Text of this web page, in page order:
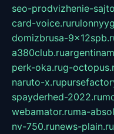
seo-prodvizhenie-
card-voice.ru
domizbrusa-
a380club.ru
perk-oka.rug-
naruto-x.ru
spayderhed-2022.ru
webamator.ruma-
nv-750.runews-plain.ru